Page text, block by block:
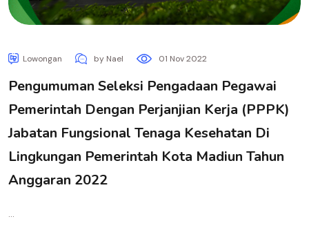
Lowongan by Nael 01 Nov 2022
Pengumuman Seleksi Pengadaan Pegawai
Pemerintah Dengan Perjanjian Kerja (PPPK)
Jabatan Fungsional Tenaga Kesehatan Di
Lingkungan Pemerintah Kota Madiun Tahun
Anggaran 2022
...